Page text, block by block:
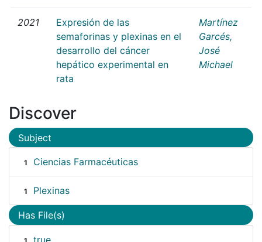
2021
Expresión de las
semaforinas y plexinas en el
desarrollo del cáncer
hepático experimental en
rata
Martínez
Garcés,
José
Michael
Discover
Subject
1 Ciencias Farmacéuticas
1 Plexinas
Has File(s)
true